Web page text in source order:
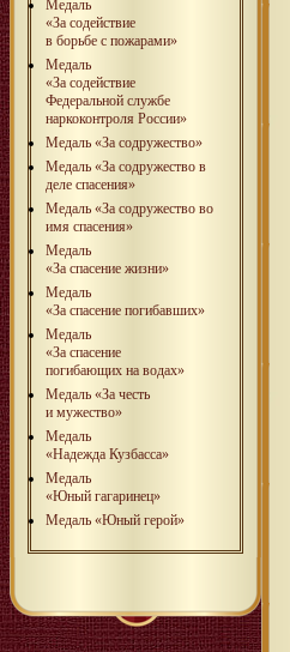
Медаль
«За содействие
в борьбе с пожарами»
Медаль
«За содействие
Федеральной службе
наркоконтроля России»
Медаль «За содружество»
Медаль «За содружество в
деле спасения»
Медаль «За содружество во
имя спасения»
Медаль
«За спасение жизни»
Медаль
«За спасение погибавших»
Медаль
«За спасение
погибающих на водах»
Медаль «За честь
и мужество»
Медаль
«Надежда Кузбасса»
Медаль
«Юный гагаринец»
Медаль «Юный герой»